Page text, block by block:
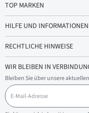
TOP MARKEN
HILFE UND INFORMATIONEN
RECHTLICHE HINWEISE
WIR BLEIBEN IN
Bleiben Sie über unsere
E
-
M